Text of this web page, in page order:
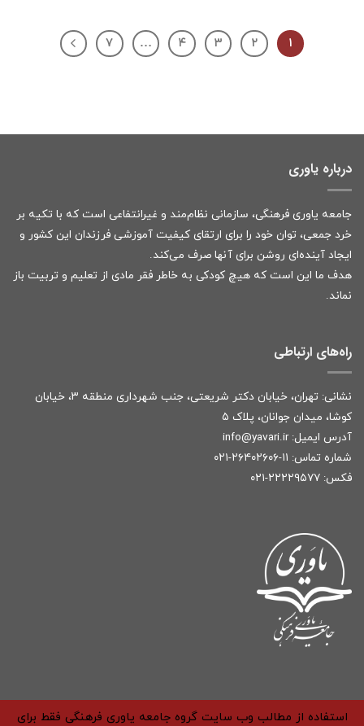
۱ ۲ ۳ ۴ … ۷
درباره یاوری
جامعه یاوری فرهنگی، سازمانی نظام‌مند و غیرانتفاعی است که با تکیه بر
خرد جمعی، توان خود را برای ارتقای کیفیت آموزشی فرزندان این کشور و
ایجاد آینده‌ای روشن برای آنها صرف می‌کند.
هدف ما این است که هیچ کودکی به خاطر فقر مادی از تعلیم و تربیت باز
نماند.
راه‌های ارتباطی
نشانی: تهران، خیابان دکتر شریعتی، جنب شهرداری منطقه ۳، خیابان
کوشا، میدان جوانان، پلاک ۵
آدرس ایمیل: info@yavari.ir
شماره تماس: ۱۱-۲۶۴۰۲۶۰۶-۰۲۱
فکس: ۲۲۲۲۹۵۷۷-۰۲۱
استفاده از مطالب وب سایت گروه جامعه یاوری فرهنگی فقط برای